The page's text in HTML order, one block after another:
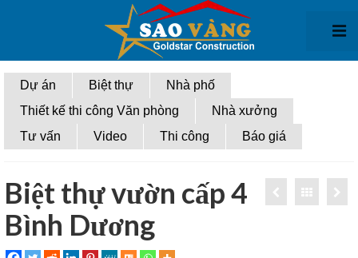
Giới thiệu
Thiết kế kiến trúc
Thiết kế biệt thự
Thiết kế nhà phố
Thiết kế văn phòng
Thiết kế nhà xưởng
Dự án Biệt thự
Nhà phố
Thiết kế thi công Văn phòng
Nhà xưởng
Tư vấn
Video Thi công Báo giá
Biệt thự vườn cấp 4
Bình Dương